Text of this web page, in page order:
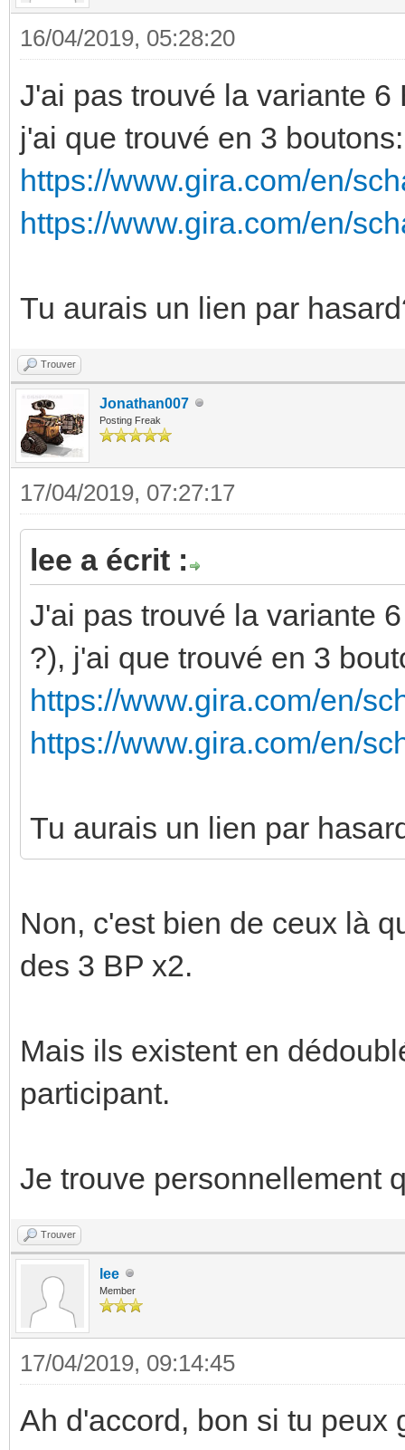
16/04/2019, 05:28:20
J'ai pas trouvé la variante
j'ai que trouvé en 3 boutons:
https://www.gira.com/en/
https://www.gira.com/en/
Tu aurais un lien par
Trouver
Jonathan007
Posting Freak
17/04/2019, 07:27:17
lee a écrit :
J'ai pas trouvé la variante
?), j'ai que trouvé en 3
https://www.gira.com/en/
https://www.gira.com/en/
Tu aurais un lien par
Non, c'est bien de ceux là
des 3 BP x2.
Mais ils existent en
participant.
Je trouve personnellement
Trouver
lee
Member
17/04/2019, 09:14:45
Ah d'accord, bon si tu peux